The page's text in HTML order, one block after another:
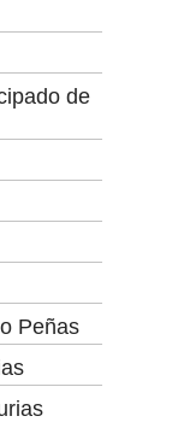
de
Peñas